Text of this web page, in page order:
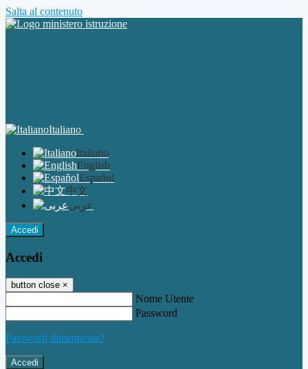
Salta al contenuto
Italiano
Italiano
English
Español
中文
عربى
Accedi
Accedi
button close ×
Nome Utente
Password
Password dimenticata?